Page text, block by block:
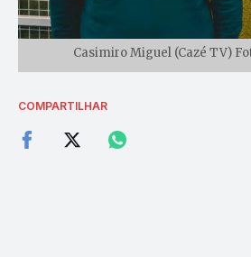
Casimiro Miguel (Cazé TV)
COMPARTILHAR